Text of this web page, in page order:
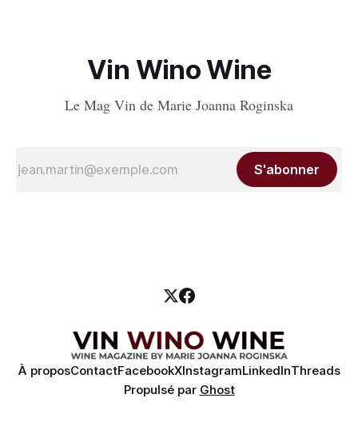
Vin Wino Wine
Le Mag Vin de Marie Joanna Roginska
S'abonner
À proposContactFacebookXInstagramLinkedInThreads
Propulsé par Ghost